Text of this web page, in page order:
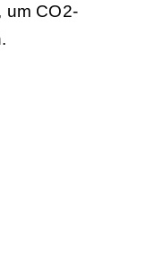
um CO2-